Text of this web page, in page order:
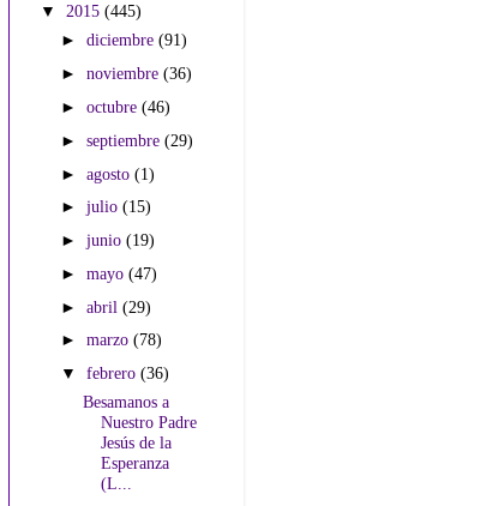
▼ 2015 (445)
►diciembre(91)
►noviembre(36)
►octubre(46)
►septiembre(29)
►agosto(1)
►julio(15)
►junio(19)
►mayo(47)
►abril(29)
►marzo(78)
▼febrero(36)
Besamanos a
Nuestro Padre
Jesús de la
Esperanza
(L...